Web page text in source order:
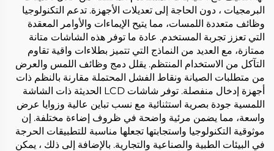
البرمجيات ، دون الحاجة إلى تعديلات الأجهزة. تدعم التكنولوجيا
وظائف متعددة اللمسات، مما يتيح الإيماءات والأوامر المعقدة
التي تعزز تجربة المستخدم. عادة ما توفر هذه الشاشات متانة
ممتازة، مع العديد من النماذج التي تتميز بطلاءات واقية تقاوم
التآكل من الاستخدام المنتظم. يقلل دمج وظائف اللمس والعرض
من متطلبات الصيانة ونقاط الفشل المحتملة مقارنة بالنظم ذات
أجهزة إدخال منفصلة. توفر شاشات LCD الحديثة ذات الشاشة
اللمسية جودة بصرية استثنائية مع نسب تباين عالية وزوايا عرض
واسعة، مما يضمن مرئية واضحة في ظروف إضاءة مختلفة. إن
موثوقية التكنولوجيا واستجابتها تجعلها مناسبة للتطبيقات الحرجة
في البيئات الطبية والصناعية والتجارية. بالإضافة إلى ذلك ، يمكن